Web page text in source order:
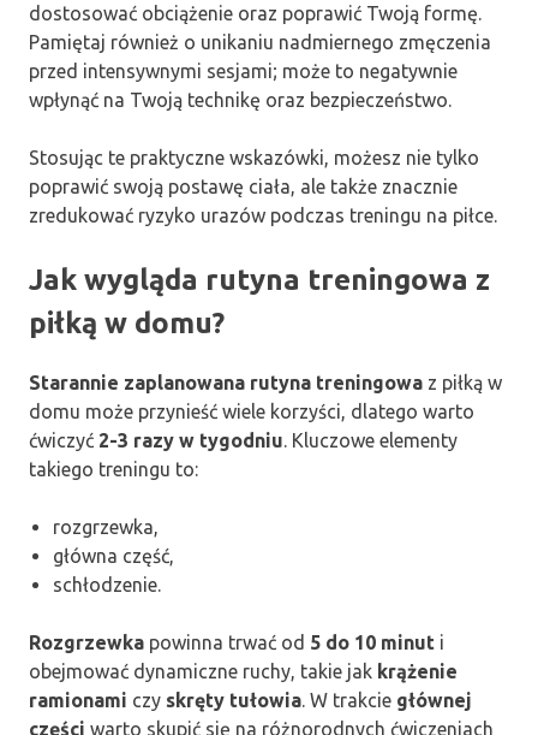
dostosować obciążenie oraz poprawić Twoją formę.
Pamiętaj również o unikaniu nadmiernego zmęczenia
przed intensywnymi sesjami; może to negatywnie
wpłynąć na Twoją technikę oraz bezpieczeństwo.
Stosując te praktyczne wskazówki, możesz nie tylko
poprawić swoją postawę ciała, ale także znacznie
zredukować ryzyko urazów podczas treningu na piłce.
Jak wygląda rutyna treningowa z
piłką w domu?
Starannie zaplanowana rutyna treningowa z piłką w
domu może przynieść wiele korzyści, dlatego warto
ćwiczyć 2-3 razy w tygodniu. Kluczowe elementy
takiego treningu to:
rozgrzewka,
główna część,
schłodzenie.
Rozgrzewka powinna trwać od 5 do 10 minut i
obejmować dynamiczne ruchy, takie jak krążenie
ramionami czy skręty tułowia. W trakcie głównej
części warto skupić się na różnorodnych ćwiczeniach